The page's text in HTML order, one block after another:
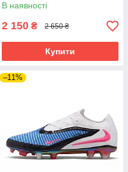
В наявності
2 150 ₴ 2 650 ₴
Купити
–11%